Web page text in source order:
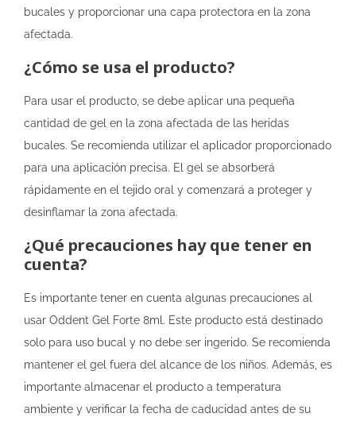
bucales y proporcionar una capa protectora en la zona
afectada.
¿Cómo se usa el producto?
Para usar el producto, se debe aplicar una pequeña
cantidad de gel en la zona afectada de las heridas
bucales. Se recomienda utilizar el aplicador proporcionado
para una aplicación precisa. El gel se absorberá
rápidamente en el tejido oral y comenzará a proteger y
desinflamar la zona afectada.
¿Qué precauciones hay que tener en
cuenta?
Es importante tener en cuenta algunas precauciones al
usar Oddent Gel Forte 8ml. Este producto está destinado
solo para uso bucal y no debe ser ingerido. Se recomienda
mantener el gel fuera del alcance de los niños. Además, es
importante almacenar el producto a temperatura
ambiente y verificar la fecha de caducidad antes de su